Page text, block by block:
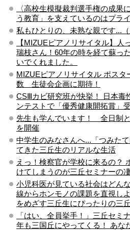
〈高校生模擬裁判選手権の成果
う教育」を支えているのはプラ
私もひとりの、未熟な親です...（
【MIZUEピアノリサイタル】人
瑞枝さん！60年の時を経て蘇っ
いでくれました。
MIZUEピアノリサイタル ポスタ
数 生徒会企画に期待！
CSⅢカビ研究班が快挙！ 日本毒
ンテストで「優秀健康開拓賞」
先生も学んでいます！ 全日制
を開催
中学生のみなさんへ...「つみた
てきた三丘生のリアルな生活
えっ！検察官が学校に来るの？
けてしまうのが三丘セミナーの
小児科医が見ている社会はどん
線からホンモノの課題を直視し
をめざす三丘生にぴったりの三
「はい、全員挙手！」三丘セミ
年も三国丘にやってくる！ あな